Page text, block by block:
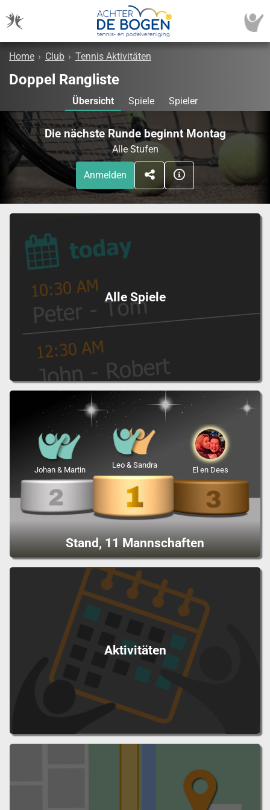
Home › Club › Tennis Aktivitäten
Doppel Rangliste
Übersicht Spiele Spieler
Die nächste Runde beginnt Montag
Alle Stufen
Anmelden
Alle Spiele
Stand, 11 Mannschaften
Leo & Sandra
Johan & Martin El en Dees
Aktivitäten